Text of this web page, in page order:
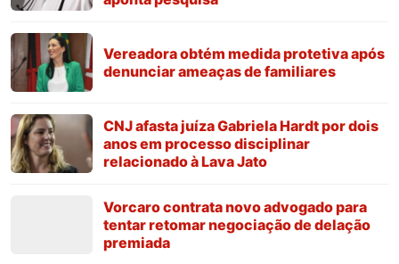
Vereadora obtém medida protetiva após
denunciar ameaças de familiares
CNJ afasta juíza Gabriela Hardt por dois
anos em processo disciplinar
relacionado à Lava Jato
Vorcaro contrata novo advogado para
tentar retomar negociação de delação
premiada